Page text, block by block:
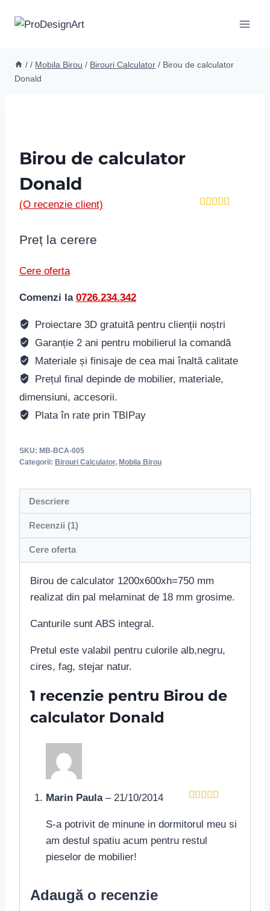
/ / Mobila Birou / Birouri Calculator / Birou de calculator
Donald
Birou de calculator
Donald
(O recenzie client)
Preț la cerere
Cere oferta
Comenzi la 0726.234.342
Proiectare 3D gratuită pentru clienții noștri
Garanție 2 ani pentru mobilierul la comandă
Materiale și finisaje de cea mai înaltă calitate
Prețul final depinde de mobilier, materiale,
dimensiuni, accesorii.
Plata în rate prin TBIPay
SKU: MB-BCA-005
Categorii: Birouri Calculator, Mobila Birou
Descriere
Recenzii (1)
Cere oferta
Birou de calculator 1200x600xh=750 mm
realizat din pal melaminat de 18 mm grosime.
Canturile sunt ABS integral.
Pretul este valabil pentru culorile alb,negru,
cires, fag, stejar natur.
1 recenzie pentru Birou de
calculator Donald
din 5
Marin Paula – 21/10/2014
S-a potrivit de minune in dormitorul meu si
am destul spatiu acum pentru restul
pieselor de mobilier!
Adaugă o recenzie